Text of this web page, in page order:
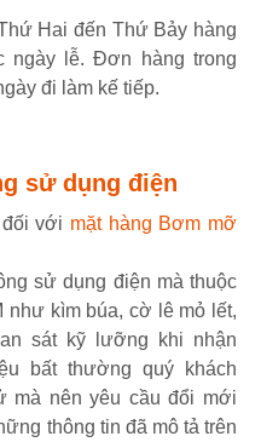
Hai đến Thứ Bảy hàng
ngày lễ. Đơn hàng trong
đi làm kế tiếp.
sử dụng điện
với mặt hàng Bơm mỡ
sử dụng điện mà thuộc
như kìm búa, cờ lê mỏ lết,
sát kỹ lưỡng khi nhận
bất thường quý khách
mà nên yêu cầu đổi mới
thông tin đã mô tả trên